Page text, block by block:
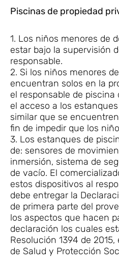
Piscinas de propiedad
1. Los niños menores de
estar bajo la supervisión
responsable.
2. Si los niños menores
encuentran solos en la
el responsable de
el acceso a los
similar que se
fin de impedir que los
3. Los estanques de
de: sensores de
inmersión, sistema de
de vacío. El
estos dispositivos al
debe entregar la
de primera parte del
los aspectos que hacen
declaración los cuales
Resolución 1394 de
de Salud y Protección